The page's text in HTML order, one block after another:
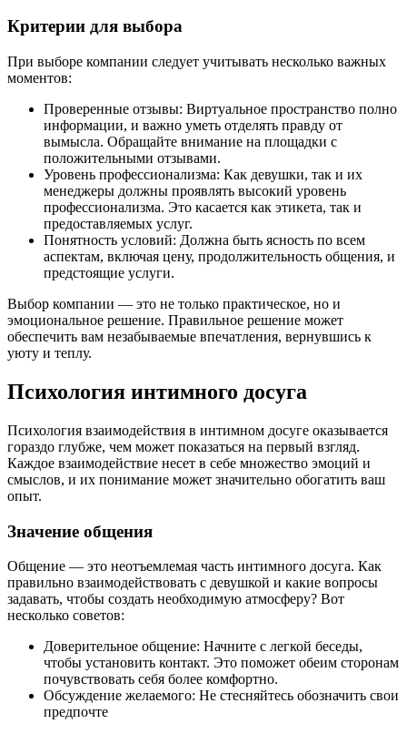
Критерии для выбора
При выборе компании следует учитывать несколько важных
моментов:
Проверенные отзывы: Виртуальное пространство полно
информации, и важно уметь отделять правду от
вымысла. Обращайте внимание на площадки с
положительными отзывами.
Уровень профессионализма: Как девушки, так и их
менеджеры должны проявлять высокий уровень
профессионализма. Это касается как этикета, так и
предоставляемых услуг.
Понятность условий: Должна быть ясность по всем
аспектам, включая цену, продолжительность общения, и
предстоящие услуги.
Выбор компании — это не только практическое, но и
эмоциональное решение. Правильное решение может
обеспечить вам незабываемые впечатления, вернувшись к
уюту и теплу.
Психология интимного досуга
Психология взаимодействия в интимном досуге оказывается
гораздо глубже, чем может показаться на первый взгляд.
Каждое взаимодействие несет в себе множество эмоций и
смыслов, и их понимание может значительно обогатить ваш
опыт.
Значение общения
Общение — это неотъемлемая часть интимного досуга. Как
правильно взаимодействовать с девушкой и какие вопросы
задавать, чтобы создать необходимую атмосферу? Вот
несколько советов:
Доверительное общение: Начните с легкой беседы,
чтобы установить контакт. Это поможет обеим сторонам
почувствовать себя более комфортно.
Обсуждение желаемого: Не стесняйтесь обозначить свои
предпочте